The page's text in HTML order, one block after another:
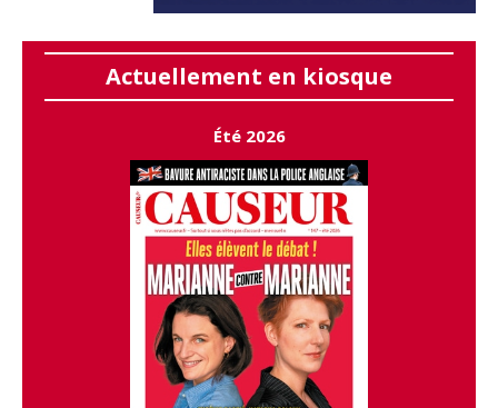
Actuellement en kiosque
Été 2026